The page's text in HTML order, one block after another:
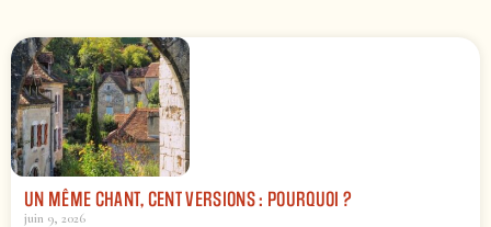
UN MÊME CHANT, CENT VERSIONS : POURQUOI ?
juin 9, 2026